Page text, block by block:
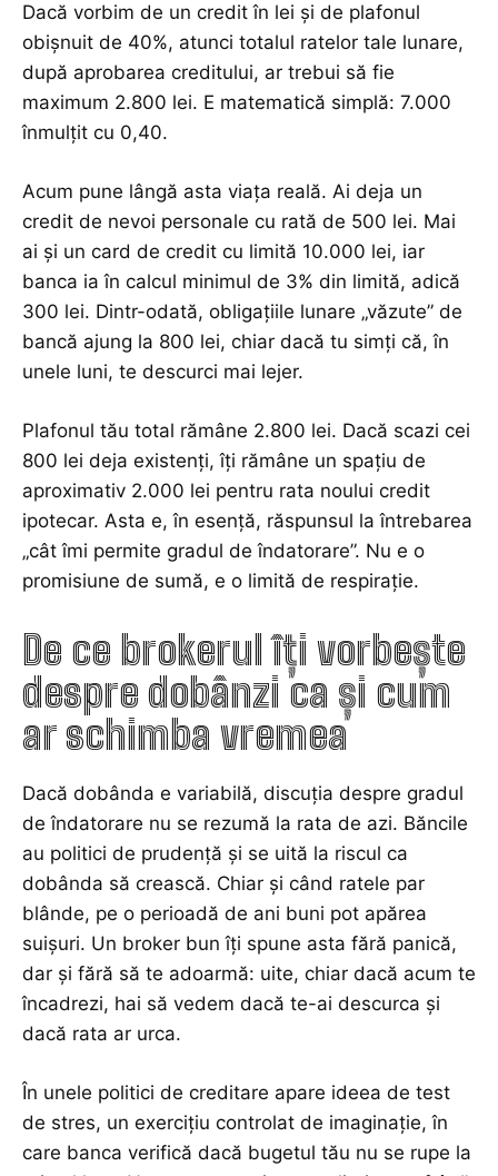
Dacă vorbim de un credit în lei și de plafonul
obișnuit de 40%, atunci totalul ratelor tale lunare,
după aprobarea creditului, ar trebui să fie
maximum 2.800 lei. E matematică simplă: 7.000
înmulțit cu 0,40.
Acum pune lângă asta viața reală. Ai deja un
credit de nevoi personale cu rată de 500 lei. Mai
ai și un card de credit cu limită 10.000 lei, iar
banca ia în calcul minimul de 3% din limită, adică
300 lei. Dintr-odată, obligațiile lunare „văzute” de
bancă ajung la 800 lei, chiar dacă tu simți că, în
unele luni, te descurci mai lejer.
Plafonul tău total rămâne 2.800 lei. Dacă scazi cei
800 lei deja existenți, îți rămâne un spațiu de
aproximativ 2.000 lei pentru rata noului credit
ipotecar. Asta e, în esență, răspunsul la întrebarea
„cât îmi permite gradul de îndatorare”. Nu e o
promisiune de sumă, e o limită de respirație.
De ce brokerul îți vorbește
despre dobânzi ca și cum
ar schimba vremea
Dacă dobânda e variabilă, discuția despre gradul
de îndatorare nu se rezumă la rata de azi. Băncile
au politici de prudență și se uită la riscul ca
dobânda să crească. Chiar și când ratele par
blânde, pe o perioadă de ani buni pot apărea
suișuri. Un broker bun îți spune asta fără panică,
dar și fără să te adoarmă: uite, chiar dacă acum te
încadrezi, hai să vedem dacă te-ai descurca și
dacă rata ar urca.
În unele politici de creditare apare ideea de test
de stres, un exercițiu controlat de imaginație, în
care banca verifică dacă bugetul tău nu se rupe la